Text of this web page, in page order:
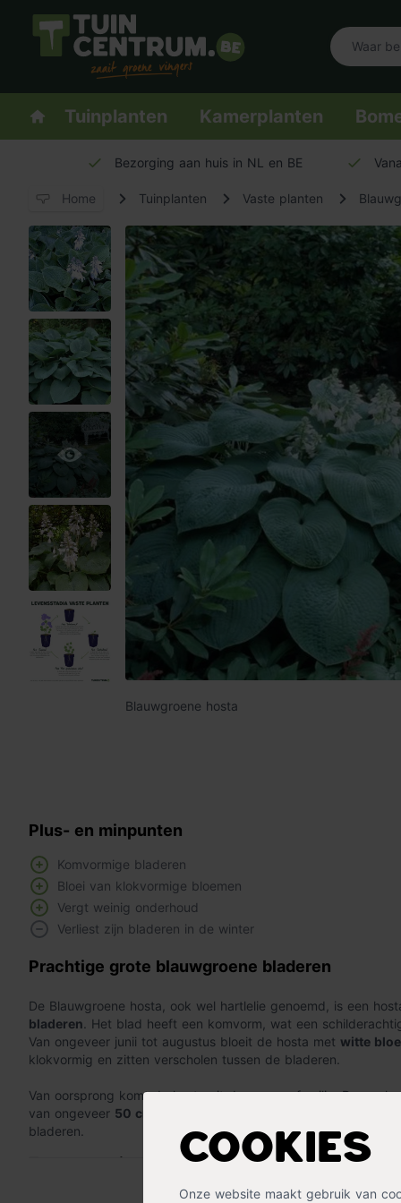
Logo Tuincentrum.be
Homepage
Tuinplanten Kamerplanten
Cookies
Onze website maakt gebruik van
Bezorging aan huis in NL en BE
Home Tuinplanten Vaste planten
Blauwgroene hosta
Plus- en minpunten
Komvormige bladeren
Bloei van klokvormige bloemen
Vergt weinig onderhoud
Verliest zijn bladeren in de winter
Prachtige grote blauwgroene bladeren
De Blauwgroene hosta, ook wel hartlelie genoemd, is een
bladeren . Het blad heeft een komvorm, wat een
Van ongeveer junii tot augustus bloeit de hosta met witte
klokvormig en zitten verscholen tussen de bladeren.
Van oorsprong komt de hosta uit de aspergefamilie. Deze
van ongeveer 50 cm
bladeren.
Zo verzorg je de Blauwgroene hosta